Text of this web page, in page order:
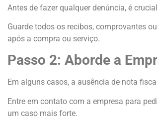
Antes de fazer qualquer denúncia, é
Guarde todos os recibos, comprovantes
após a compra ou serviço.
Passo 2: Aborde a
Em alguns casos, a ausência de nota
Entre em contato com a empresa para
um caso mais forte.